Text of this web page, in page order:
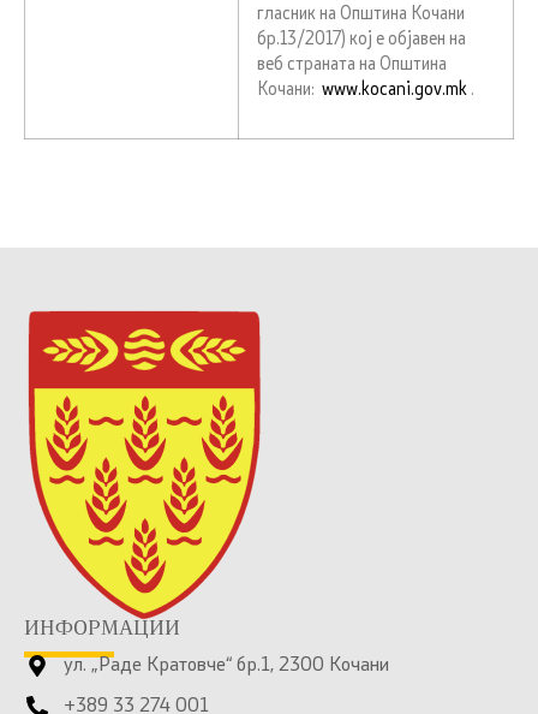
гласник на Општина Кочани
бр.13/2017) кој е објавен на
веб страната на Општина
Кочани: www.kocani.gov.mk .
ИНФОРМАЦИИ
ул. „Раде Кратовче“ бр.1, 2300 Кочани
+389 33 274 001